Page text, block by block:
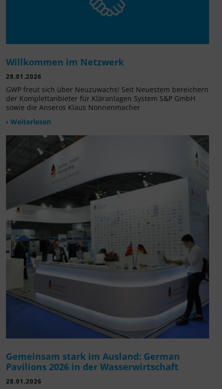
Willkommen im Netzwerk
28.01.2026
GWP freut sich über Neuzuwachs! Seit Neuestem bereichern
der Komplettanbieter für Kläranlagen System S&P GmbH
sowie die Anseros Klaus Nonnenmacher
› Weiterlesen
Gemeinsam stark im Ausland: German
Pavilions 2026 in der Wasserwirtschaft
28.01.2026